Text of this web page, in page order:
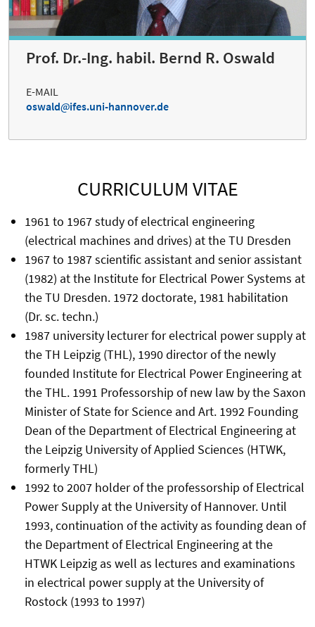
Prof. Dr.-Ing. habil. Bernd R. Oswald
E-MAIL
oswald
ifes.uni-hannover.de
CURRICULUM VITAE
1961 to 1967 study of electrical engineering
(electrical machines and drives) at the TU Dresden
1967 to 1987 scientific assistant and senior assistant
(1982) at the Institute for Electrical Power Systems at
the TU Dresden. 1972 doctorate, 1981 habilitation
(Dr. sc. techn.)
1987 university lecturer for electrical power supply at
the TH Leipzig (THL), 1990 director of the newly
founded Institute for Electrical Power Engineering at
the THL. 1991 Professorship of new law by the Saxon
Minister of State for Science and Art. 1992 Founding
Dean of the Department of Electrical Engineering at
the Leipzig University of Applied Sciences (HTWK,
formerly THL)
1992 to 2007 holder of the professorship of Electrical
Power Supply at the University of Hannover. Until
1993, continuation of the activity as founding dean of
the Department of Electrical Engineering at the
HTWK Leipzig as well as lectures and examinations
in electrical power supply at the University of
Rostock (1993 to 1997)